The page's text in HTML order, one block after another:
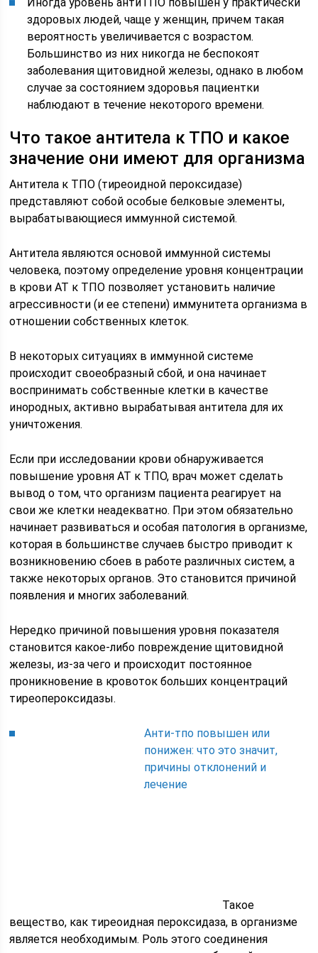
здоровых людей, чаще у женщин, причем такая
вероятность увеличивается с возрастом.
Большинство из них никогда не беспокоят
заболевания щитовидной железы, однако в любом
случае за состоянием здоровья пациентки
наблюдают в течение некоторого времени.
Что такое антитела к ТПО и какое
значение они имеют для организма
Антитела к ТПО (тиреоидной пероксидазе)
представляют собой особые белковые элементы,
вырабатывающиеся иммунной системой.
Антитела являются основой иммунной системы
человека, поэтому определение уровня концентрации
в крови АТ к ТПО позволяет установить наличие
агрессивности (и ее степени) иммунитета организма в
отношении собственных клеток.
В некоторых ситуациях в иммунной системе
происходит своеобразный сбой, и она начинает
воспринимать собственные клетки в качестве
инородных, активно вырабатывая антитела для их
уничтожения.
Если при исследовании крови обнаруживается
повышение уровня АТ к ТПО, врач может сделать
вывод о том, что организм пациента реагирует на
свои же клетки неадекватно. При этом обязательно
начинает развиваться и особая патология в организме,
которая в большинстве случаев быстро приводит к
возникновению сбоев в работе различных систем, а
также некоторых органов. Это становится причиной
появления и многих заболеваний.
Нередко причиной повышения уровня показателя
становится какое-либо повреждение щитовидной
железы, из-за чего и происходит постоянное
проникновение в кровоток больших концентраций
тиреопероксидазы.
Анти-тпо повышен или
понижен: что это значит,
причины отклонений и
лечение
Такое
вещество, как тиреоидная пероксидаза, в организме
является необходимым. Роль этого соединения